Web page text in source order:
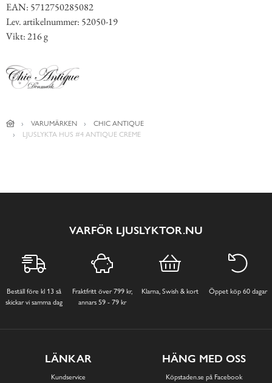
EAN: 5712750285082
Lev. artikelnummer: 52050-19
Vikt: 216 g
VARUMÄRKEN
CHIC ANTIQUE
LJUSLYKTA HUS #4 ANTIQUE CREME
VARFÖR LJUSLYKTOR.NU
Beställ före kl 13 så
skickar vi samma dag
Fraktfritt över 799 kr,
annars 59 - 79 kr
Klarna, Swish & kort Öppet köp 60 dagar
LÄNKAR
Kundservice
HÄNG MED OSS
Köpstaden.se på Facebook